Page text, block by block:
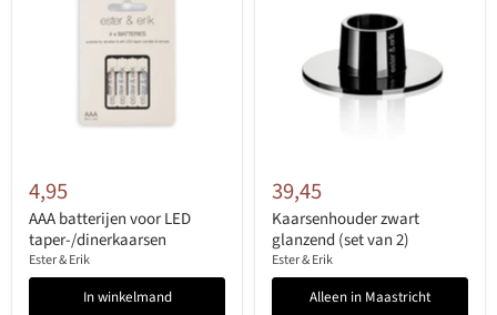
4,95
AAA batterijen voor LED
taper-/dinerkaarsen
Ester & Erik
In winkelmand
39,45
Kaarsenhouder zwart
glanzend (set van 2)
Ester & Erik
Alleen in Maastricht